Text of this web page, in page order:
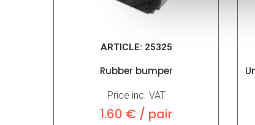
ARTICLE: 25325
Rubber bumper
Price inc. VAT
1.60 € / pair